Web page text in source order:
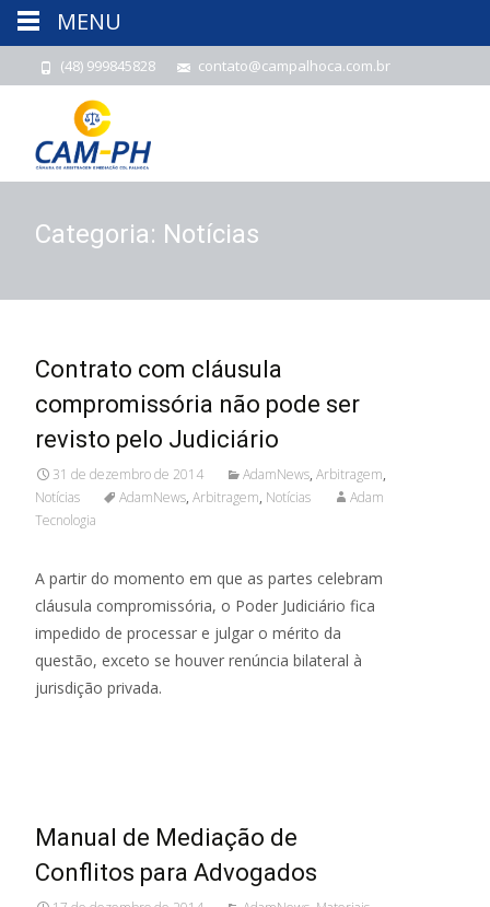
(48) 999845828 contato@campalhoca.com.br
Categoria: Notícias
Contrato com cláusula
compromissória não pode ser
revisto pelo Judiciário
31 de dezembro de 2014 AdamNews, Arbitragem,
Notícias
AdamNews, Arbitragem, Notícias
Adam
Tecnologia
A partir do momento em que as partes celebram
cláusula compromissória, o Poder Judiciário fica
impedido de processar e julgar o mérito da
questão, exceto se houver renúncia bilateral à
jurisdição privada.
Manual de Mediação de
Conflitos para Advogados
MENU